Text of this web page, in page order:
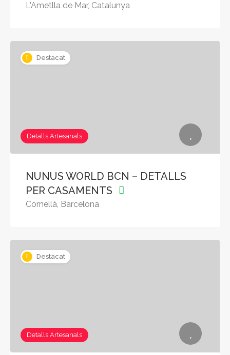
L'Ametlla de Mar, Catalunya
Destacat
Detalls Artesanals
NUNUS WORLD BCN – DETALLS
PER CASAMENTS
Cornellà, Barcelona
Destacat
Detalls Artesanals